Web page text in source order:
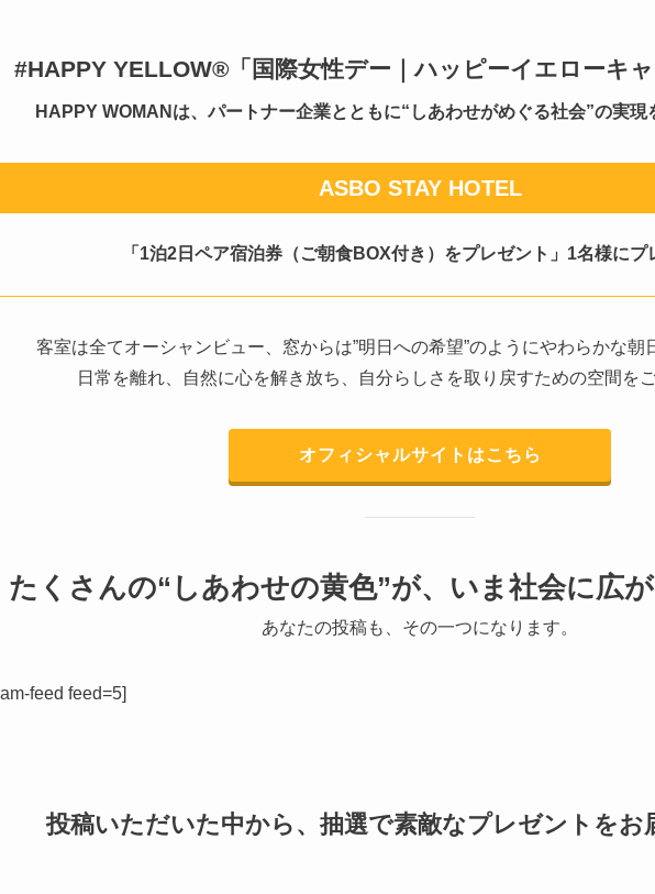
#HAPPY YELLOW®︎「国際女性デー｜ハッピーイエローキャ
HAPPY WOMANは、パートナー企業とともに“しあわせがめぐる社会”の実現
ASBO STAY HOTEL
「1泊2日ペア宿泊券（ご朝食BOX付き）をプレゼント」1名様にプ
客室は全てオーシャンビュー、窓からは”明日への希望”のようにやわらかな朝
日常を離れ、自然に心を解き放ち、自分らしさを取り戻すための空間を
オフィシャルサイトはこちら
たくさんの“しあわせの黄色”が、いま社会に広が
あなたの投稿も、その一つになります。
feed feed=5]
投稿いただいた中から、抽選で素敵なプレゼントをお